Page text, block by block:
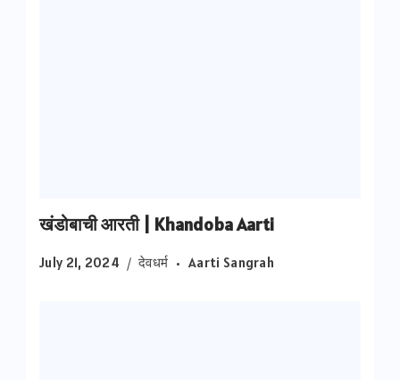
खंडोबाची आरती | Khandoba Aarti
July 21, 2024 देवधर्म Aarti Sangrah